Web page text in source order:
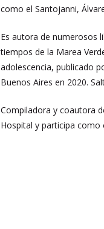
como el Santojanni,
Es autora de numerosos
tiempos de la Marea
adolescencia, publicado
Buenos Aires en 2020.
Compiladora y coautora
Hospital y participa como